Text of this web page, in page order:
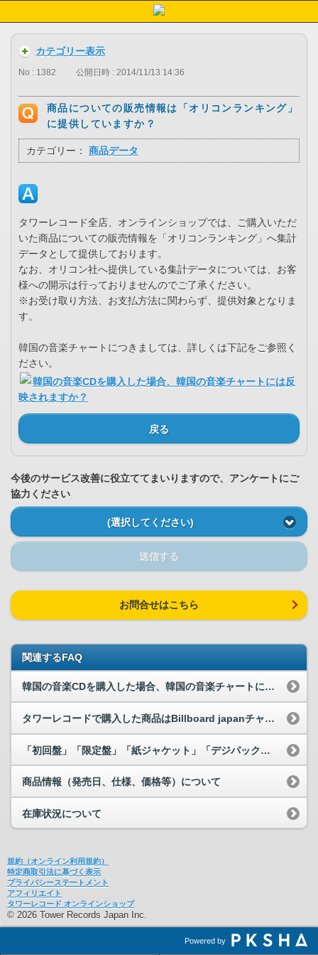
カテゴリー表示
No : 1382 公開日時 : 2014/11/13 14:36
商品についての販売情報は「オリコンランキング」
に提供していますか？
カテゴリー： 商品データ
タワーレコード全店、オンラインショップでは、ご購入いただ
いた商品についての販売情報を「オリコンランキング」へ集計
データとして提供しております。
なお、オリコン社へ提供している集計データについては、お客
様への開示は行っておりませんのでご了承ください。
※お受け取り方法、お支払方法に関わらず、提供対象となりま
す。
韓国の音楽チャートにつきましては、詳しくは下記をご参照く
ださい。
韓国の音楽CDを購入した場合、韓国の音楽チャートには反
映されますか？
戻る
今後のサービス改善に役立ててまいりますので、アンケートにご
協力ください
(選択してください)
送信する
お問合せはこちら
関連するFAQ
韓国の音楽CDを購入した場合、韓国の音楽チャートには反映されますか？
タワーレコードで購入した商品はBillboard japanチャートに反映...
「初回盤」「限定盤」「紙ジャケット」「デジパック」の指定はできますか？
商品情報（発売日、仕様、価格等）について
在庫状況について
規約（オンライン利用規約）
特定商取引法に基づく表示
プライバシーステートメント
アフィリエイト
タワーレコード オンラインショップ
© 2026 Tower Records Japan Inc.
Powered by